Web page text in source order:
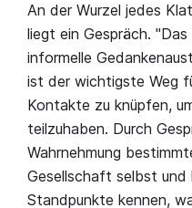
An der Wurzel jedes
liegt ein Gespräch.
informelle
ist der wichtigste Weg
Kontakte zu knüpfen,
teilzuhaben. Durch
Wahrnehmung
Gesellschaft selbst und
Standpunkte kennen,